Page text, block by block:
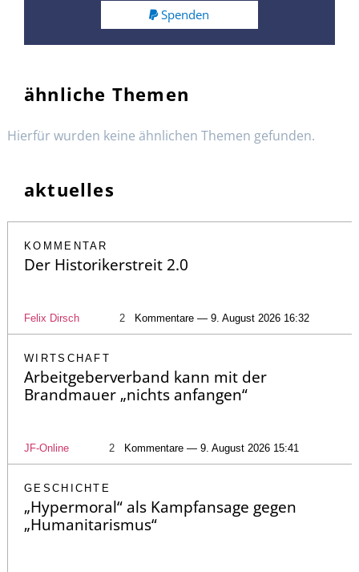
Spenden
ähnliche Themen
Hierfür wurden keine ähnlichen Themen gefunden.
aktuelles
KOMMENTAR
Der Historikerstreit 2.0
Felix Dirsch 2 Kommentare — 9. August 2026 16:32
WIRTSCHAFT
Arbeitgeberverband kann mit der
Brandmauer „nichts anfangen“
JF-Online 2 Kommentare — 9. August 2026 15:41
GESCHICHTE
„Hypermoral“ als Kampfansage gegen
„Humanitarismus“